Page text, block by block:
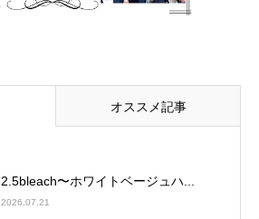
オススメ記事
2.5bleach〜ホワイトベージュ⁡ハ...
2026.07.21